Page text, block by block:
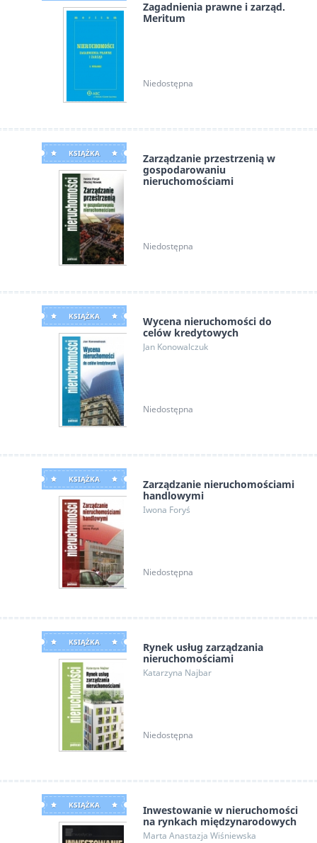
Zagadnienia prawne i zarząd.
Meritum
Niedostępna
KSIĄŻKA
Zarządzanie przestrzenią w
gospodarowaniu
nieruchomościami
Niedostępna
KSIĄŻKA
Wycena nieruchomości do
celów kredytowych
Jan Konowalczuk
Niedostępna
KSIĄŻKA
Zarządzanie nieruchomościami
handlowymi
Iwona Foryś
Niedostępna
KSIĄŻKA
Rynek usług zarządzania
nieruchomościami
Katarzyna Najbar
Niedostępna
KSIĄŻKA
Inwestowanie w nieruchomości
na rynkach międzynarodowych
Marta Anastazja Wiśniewska